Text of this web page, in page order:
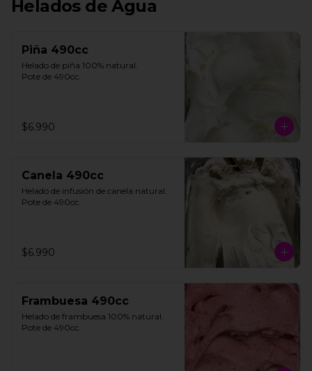
Helados de Agua
Piña 490cc
Helado de piña 100% natural.
Pote de 490cc.
$6.990
Canela 490cc
Helado de infusión de canela natural.
Pote de 490cc.
$6.990
Frambuesa 490cc
Helado de frambuesa 100% natural.
Pote de 490cc.